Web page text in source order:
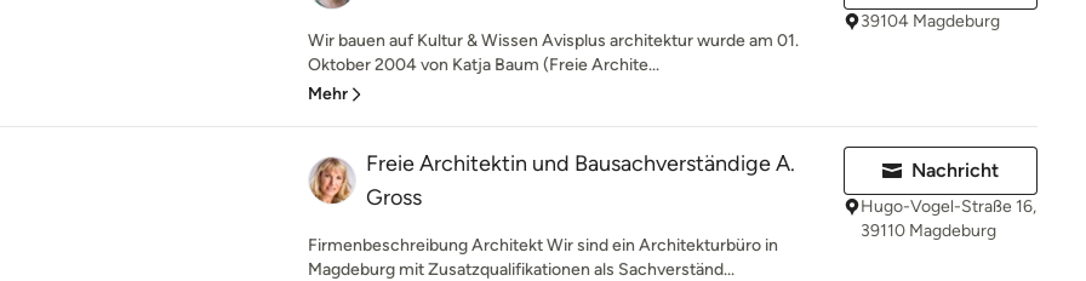
Wir bauen auf Kultur & Wissen Avisplus architektur wurde am 01.
Oktober 2004 von Katja Baum (Freie Archite...
Mehr
39104 Magdeburg
Freie Architektin und Bausachverständige A.
Gross
Firmenbeschreibung Architekt Wir sind ein Architekturbüro in
Magdeburg mit Zusatzqualifikationen als Sachverständ...
Nachricht
Hugo-Vogel-Straße 16,
39110 Magdeburg